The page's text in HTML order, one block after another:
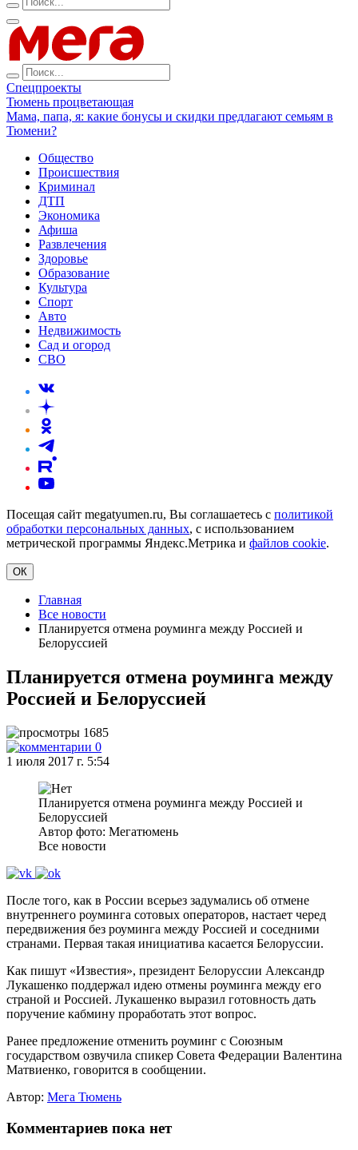
Спецпроекты
Тюмень процветающая
Мама, папа, я: какие бонусы и скидки предлагают семьям в
Тюмени?
Общество
Происшествия
Криминал
ДТП
Экономика
Афиша
Развлечения
Здоровье
Образование
Культура
Спорт
Авто
Недвижимость
Сад и огород
СВО
Посещая сайт megatyumen.ru, Вы соглашаетесь с политикой
обработки персональных данных, с использованием
метрической программы Яндекс.Метрика и файлов cookie.
ОК
Главная
Все новости
Планируется отмена роуминга между Россией и
Белоруссией
Планируется отмена роуминга между
Россией и Белоруссией
1685
0
1 июля 2017 г. 5:54
Планируется отмена роуминга между Россией и
Белоруссией
Автор фото: Мегатюмень
Все новости
После того, как в России всерьез задумались об отмене
внутреннего роуминга сотовых операторов, настает черед
передвижения без роуминга между Россией и соседними
странами. Первая такая инициатива касается Белоруссии.
Как пишут «Известия», президент Белоруссии Александр
Лукашенко поддержал идею отмены роуминга между его
страной и Россией. Лукашенко выразил готовность дать
поручение кабмину проработать этот вопрос.
Ранее предложение отменить роуминг с Союзным
государством озвучила спикер Совета Федерации Валентина
Матвиенко, говорится в сообщении.
Автор: Мега Тюмень
Комментариев пока нет